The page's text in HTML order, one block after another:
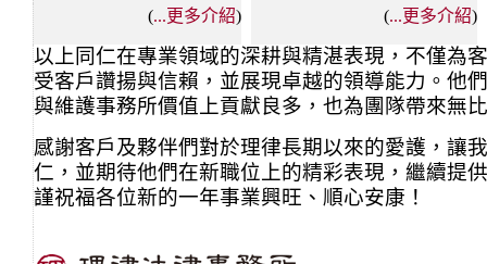
(...更多介紹) (...更多介紹)
以上同仁在專業領域的深耕與精湛表現，不僅為
受客戶讚揚與信賴，並展現卓越的領導能力。他
與維護事務所價值上貢獻良多，也為團隊帶來無
感謝客戶及夥伴們對於理律長期以來的愛護，讓
仁，並期待他們在新職位上的精彩表現，繼續提
謹祝福各位新的一年事業興旺、順心安康！